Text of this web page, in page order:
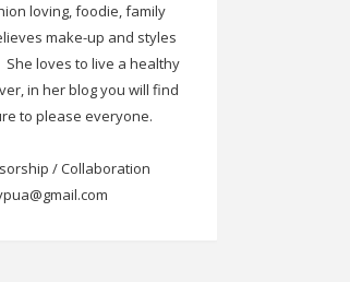
loving, foodie, family
make-up and styles
She loves to live a healthy
in her blog you will find
to please everyone.
/ Collaboration